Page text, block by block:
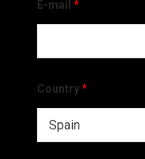
E-mail *
Country*